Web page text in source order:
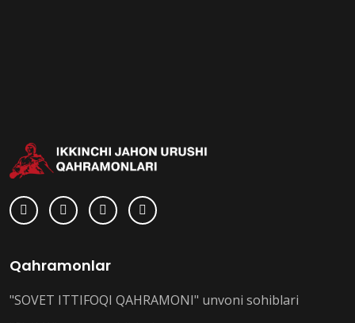
Qahramonlar
"SOVET ITTIFOQI QAHRAMONI" unvoni sohiblari